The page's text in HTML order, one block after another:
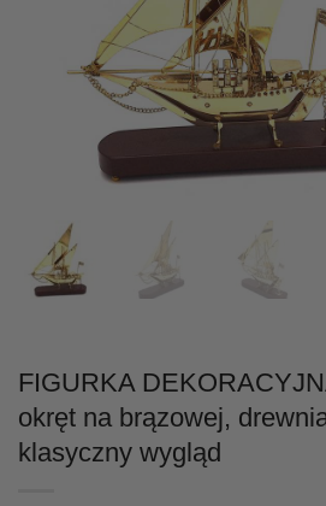
FIGURKA
okręt na brązowej,
klasyczny wygląd